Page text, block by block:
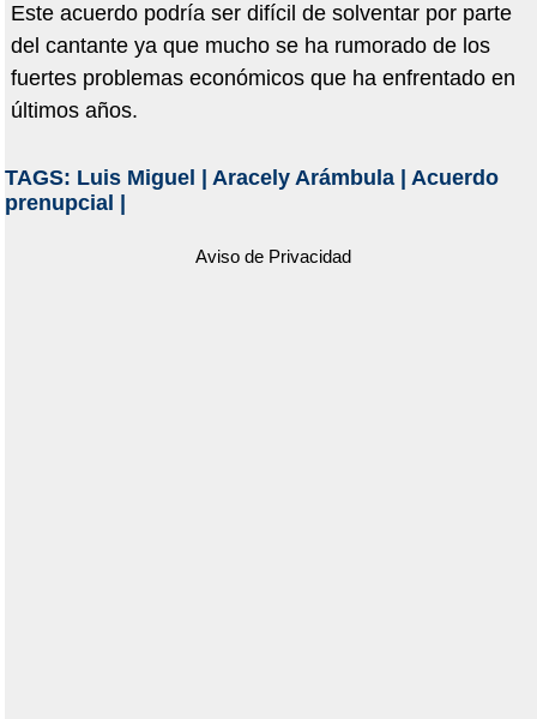
Este acuerdo podría ser difícil de solventar por parte
del cantante ya que mucho se ha rumorado de los
fuertes problemas económicos que ha enfrentado en
últimos años.
TAGS: Luis Miguel Aracely Arámbula| Acuerdo
prenupcial
Aviso de Privacidad